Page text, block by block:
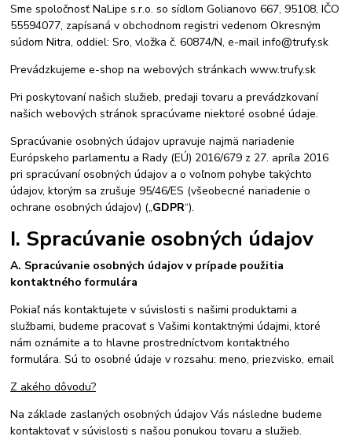
Sme spoločnosť NaLipe s.r.o. so sídlom Golianovo 667, 95108, IČO
55594077, zapísaná v obchodnom registri vedenom Okresným
súdom Nitra, oddiel: Sro, vložka č. 60874/N, e-mail info@trufy.sk
Prevádzkujeme e-shop na webových stránkach www.trufy.sk
Pri poskytovaní našich služieb, predaji tovaru a prevádzkovaní
našich webových stránok spracúvame niektoré osobné údaje.
Spracúvanie osobných údajov upravuje najmä nariadenie
Európskeho parlamentu a Rady (EÚ) 2016/679 z 27. apríla 2016
pri spracúvaní osobných údajov a o voľnom pohybe takýchto
údajov, ktorým sa zrušuje 95/46/ES (všeobecné nariadenie o
ochrane osobných údajov) („GDPR“).
I. Spracúvanie osobných údajov
A. Spracúvanie osobných údajov v prípade použitia
kontaktného formulára
Pokiaľ nás kontaktujete v súvislosti s našimi produktami a
službami, budeme pracovať s Vašimi kontaktnými údajmi, ktoré
nám oznámite a to hlavne prostredníctvom kontaktného
formulára. Sú to osobné údaje v rozsahu: meno, priezvisko, email
Z akého dôvodu?
Na základe zaslaných osobných údajov Vás následne budeme
kontaktovať v súvislosti s našou ponukou tovaru a služieb.